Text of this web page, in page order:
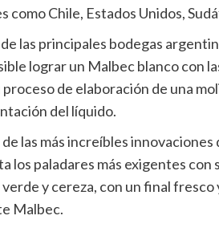
como Chile, Estados Unidos,
las principales bodegas
lograr un Malbec blanco con
de elaboración de una
del líquido.
las más increíbles innovaciones
los paladares más exigentes con
verde y cereza, con un final
Malbec.